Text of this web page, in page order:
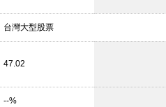
台灣大型股票
47.02
--%